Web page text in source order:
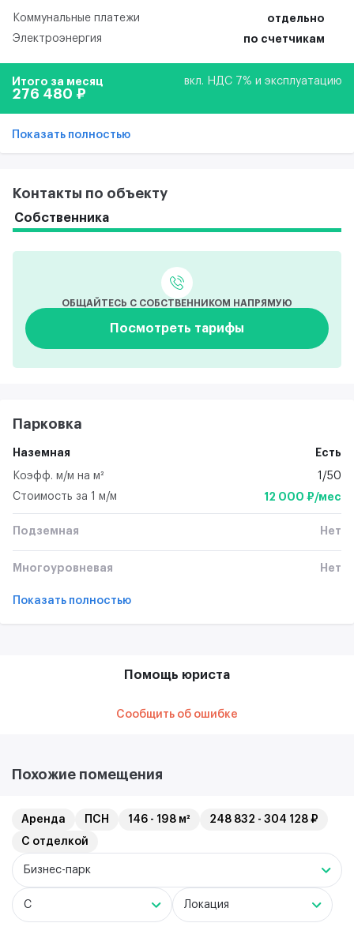
Коммунальные платежи
отдельно
Электроэнергия
по счетчикам
Итого за месяц вкл. НДС 7% и эксплуатацию
276 480 ₽
Показать полностью
Контакты по объекту
Собственника
ОБЩАЙТЕСЬ С СОБСТВЕННИКОМ НАПРЯМУЮ
Посмотреть тарифы
Парковка
Наземная Есть
Коэфф. м/м на м²
1/50
Стоимость за 1 м/м
12 000 ₽/мес
Подземная Нет
Многоуровневая Нет
Показать полностью
Помощь юриста
Сообщить об ошибке
Похожие помещения
Аренда ПСН 146 - 198 м²
248 832 - 304 128 ₽
С отделкой
Бизнес-парк
C Локация